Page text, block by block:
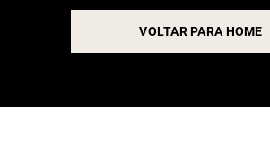
VOLTAR PARA HOME